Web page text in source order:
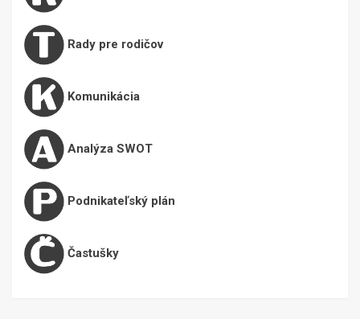
Rady pre rodičov
Komunikácia
Analýza SWOT
Podnikateľský plán
Častušky